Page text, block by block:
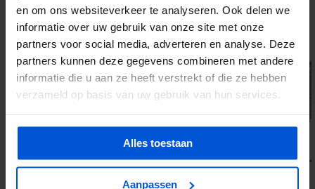
en om ons websiteverkeer te analyseren. Ook delen we
informatie over uw gebruik van onze site met onze
partners voor social media, adverteren en analyse. Deze
partners kunnen deze gegevens combineren met andere
informatie die u aan ze heeft verstrekt of die ze hebben
verzameld op basis van uw gebruik van hun services.
Alles toestaan
Aanpassen
GERELATEERDE PRODUCTEN
Basis aluminium eindprofiel (2807)
Keralit schroef